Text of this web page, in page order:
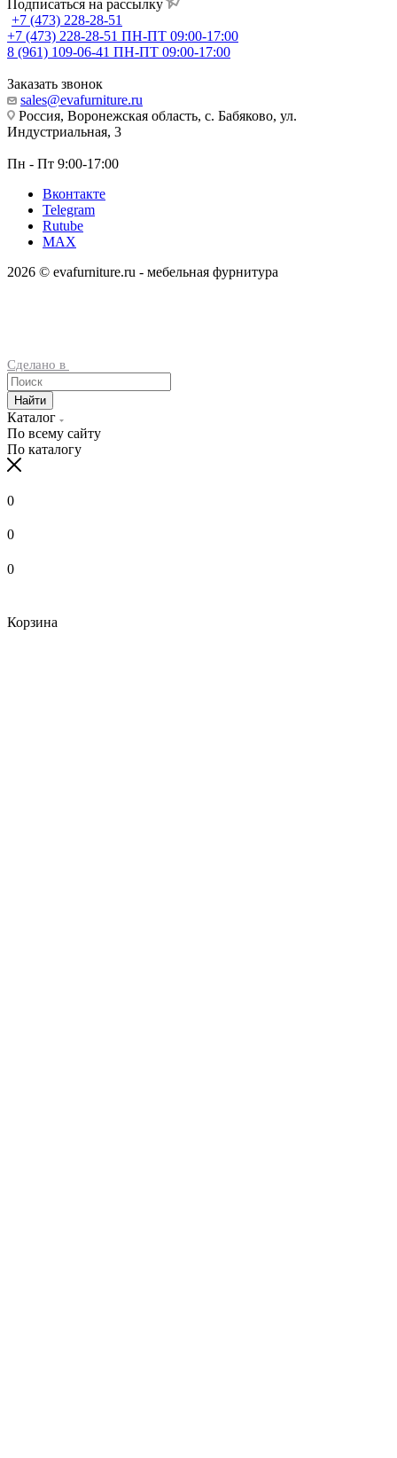
Подписаться на рассылку
+7 (473) 228-28-51
+7 (473) 228-28-51 ПН-ПТ 09:00-17:00
8 (961) 109-06-41 ПН-ПТ 09:00-17:00
Заказать звонок
sales@evafurniture.ru
Россия, Воронежская область, с. Бабяково, ул.
Индустриальная, 3
Пн - Пт 9:00-17:00
Вконтакте
Telegram
Rutube
MAX
2026 © evafurniture.ru - мебельная фурнитура
Сделано в
Найти
Каталог
По всему сайту
По каталогу
0
0
0
Корзина